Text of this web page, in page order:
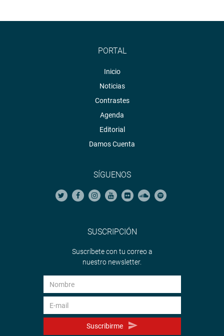
PORTAL
Inicio
Noticias
Contrastes
Agenda
Editorial
Damos Cuenta
SÍGUENOS
SUSCRIPCIÓN
Suscríbete con tu correo a
nuestro newsletter.
Suscribirme